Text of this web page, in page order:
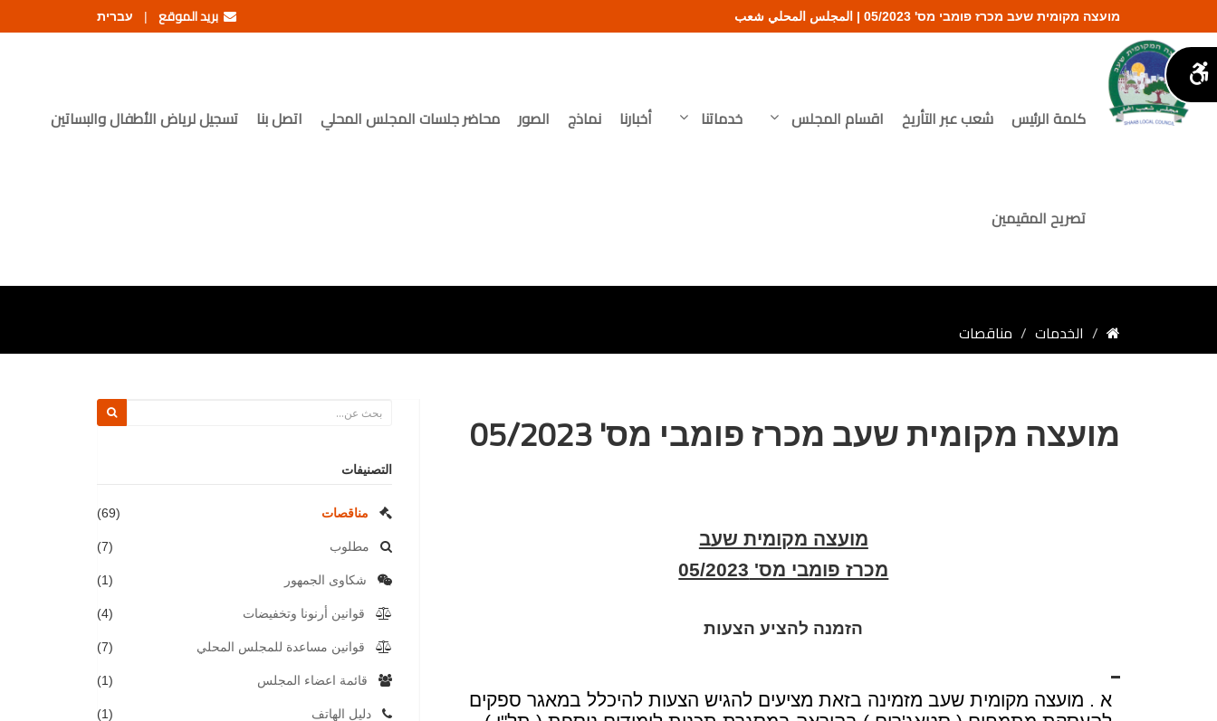
بريد الموقع | עברית מועצה מקומית שעב מכרז פומבי מס' 05/2023 | المجلس المحلي شعب
كلمة الرئيس شعب عبر التأريخ اقسام المجلس خدماتنا أخبارنا نماذج الصور محاضر جلسات المجلس المحلي اتصل بنا تسجيل لرياض الأطفال والبساتين
تصريح المقيمين
الخدمات مناقصات
מועצה מקומית שעב מכרז פומבי מס' 05/2023
מועצה מקומית שעב
מכרז פומבי מס' 05/2023
הזמנה להציע הצעות
א . מועצה מקומית שעב מזמינה בזאת מציעים להגיש הצעות להיכלל במאגר ספקים
التصنيفات
مناقصات (69)
مطلوب (7)
شكاوى الجمهور (1)
قوانين أرنونا وتخفيضات (4)
قوانين مساعدة للمجلس المحلي (7)
قائمة اعضاء المجلس (1)
دليل الهاتف (1)